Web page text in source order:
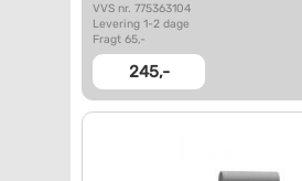
VVS nr. 775363104
Levering 1-2 dage
Fragt 65,-
245,-